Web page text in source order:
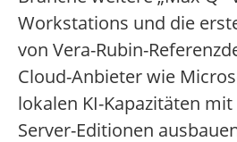
Workstations und die
von Vera-Rubin-
Cloud-Anbieter wie
lokalen KI-Kapazitäten mit
Server-Editionen